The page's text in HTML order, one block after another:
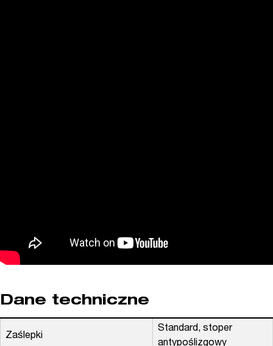
Dane techniczne
Zaślepki
Standard, stoper
antypoślizgowy